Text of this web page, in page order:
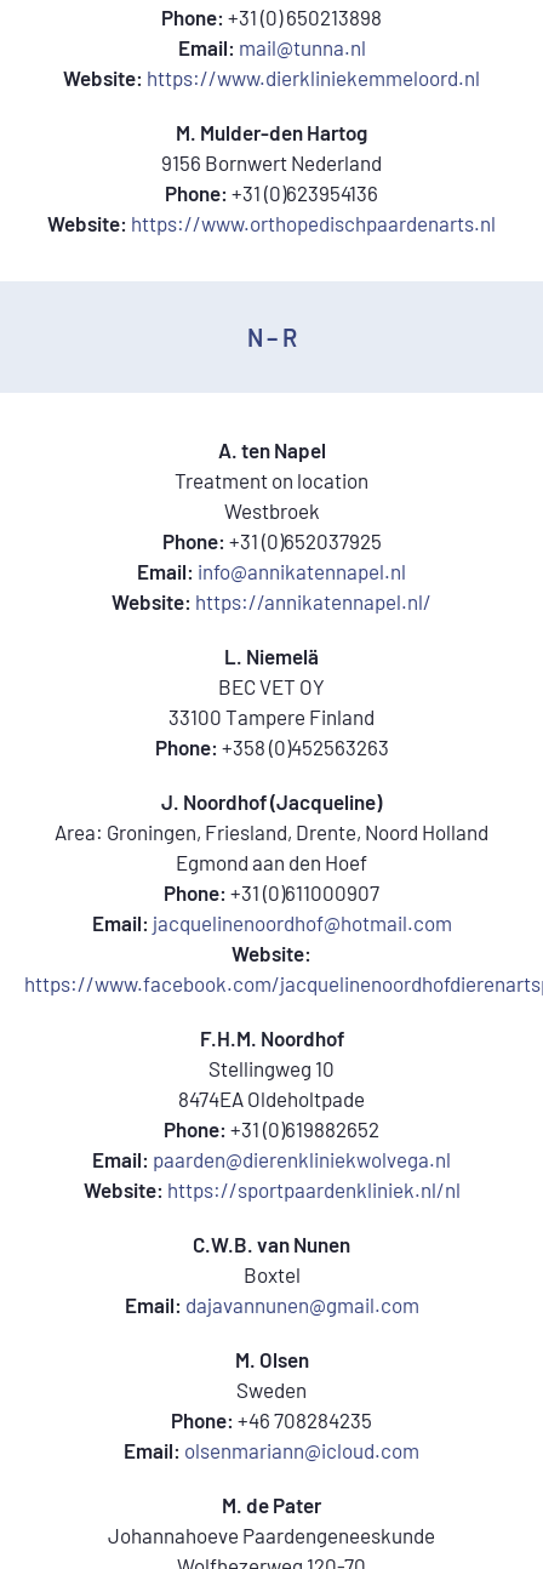
Phone: +31 (0) 650213898
Email: mail@tunna.nl
Website: https://www.dierkliniekemmeloord.nl
M. Mulder-den Hartog
9156 Bornwert Nederland
Phone: +31 (0)623954136
Website: https://www.orthopedischpaardenarts.nl
N – R
A. ten Napel
Treatment on location
Westbroek
Phone: +31 (0)652037925
Email: info@annikatennapel.nl
Website: https://annikatennapel.nl/
L. Niemelä
BEC VET OY
33100 Tampere Finland
Phone: +358 (0)452563263
J. Noordhof (Jacqueline)
Area: Groningen, Friesland, Drente, Noord Holland
Egmond aan den Hoef
Phone: +31 (0)611000907
Email: jacquelinenoordhof@hotmail.com
Website:
https://www.facebook.com/
F.H.M. Noordhof
Stellingweg 10
8474EA Oldeholtpade
Phone: +31 (0)619882652
Email: paarden@dierenkliniekwolvega.nl
Website: https://sportpaardenkliniek.nl/nl
C.W.B. van Nunen
Boxtel
Email: dajavannunen@gmail.com
M. Olsen
Sweden
Phone: +46 708284235
Email: olsenmariann@icloud.com
M. de Pater
Johannahoeve Paardengeneeskunde